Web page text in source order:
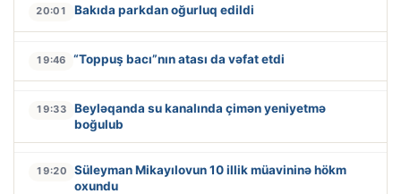
20:01 Bakıda parkdan oğurluq edildi
19:46 “Toppuş bacı”nın atası da vəfat etdi
19:33
Beyləqanda su kanalında çimən yeniyetmə
boğulub
19:20
Süleyman Mikayılovun 10 illik müavininə hökm
oxundu